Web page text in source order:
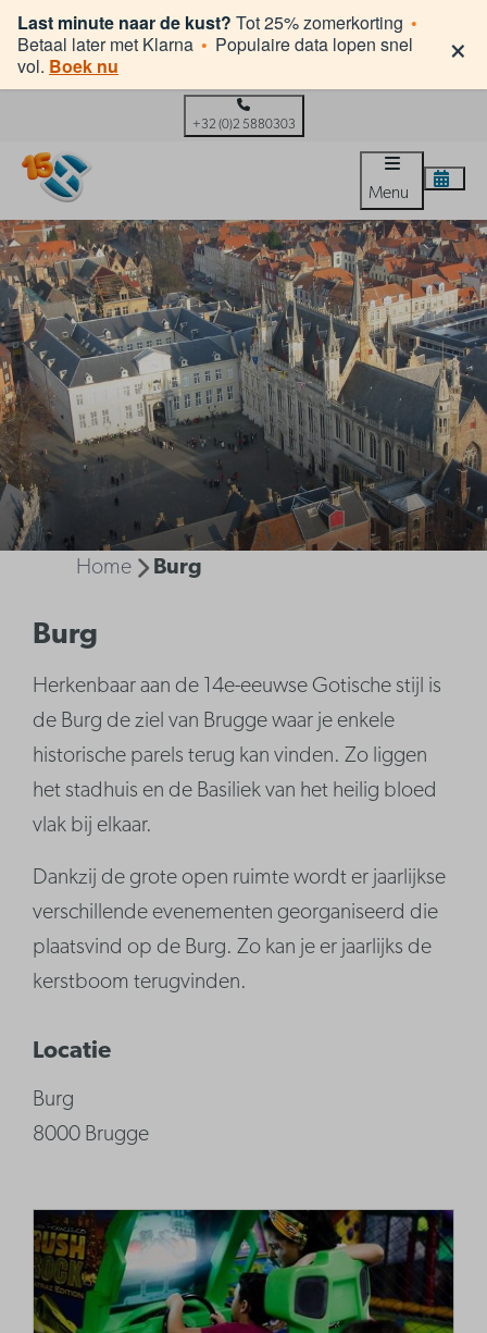
Last minute naar de kust? Tot 25% zomerkorting •
Betaal later met Klarna • Populaire data lopen snel
vol. Boek nu ×
+32 (0)2 5880303
Menu
Home Burg
Burg
Herkenbaar aan de 14e-eeuwse Gotische stijl is
de Burg de ziel van Brugge waar je enkele
historische parels terug kan vinden. Zo liggen
het stadhuis en de Basiliek van het heilig bloed
vlak bij elkaar.
Dankzij de grote open ruimte wordt er jaarlijkse
verschillende evenementen georganiseerd die
plaatsvind op de Burg. Zo kan je er jaarlijks de
kerstboom terugvinden.
Locatie
Burg
8000 Brugge